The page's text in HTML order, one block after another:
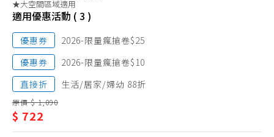
腦
椅
★大空間區域適用
適用優惠活動 ( 3 )
優惠券
2026-限量瘋搶卷$25
優惠券
2026-限量瘋搶卷$10
直接折
生活/居家/婦幼 88折
原價 $ 1,090
$ 722